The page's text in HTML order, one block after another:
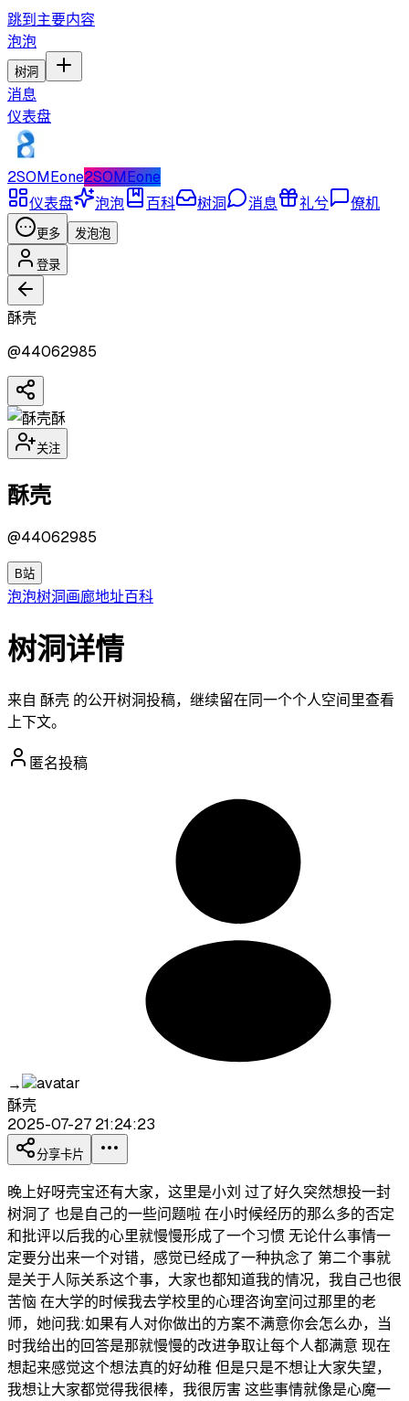
跳到主要内容
泡泡
树洞
消息
仪表盘
2SOMEone2SOMEone
仪表盘
泡泡 百科 树洞 消息 礼兮 僚机
更多 发泡泡
登录
酥壳
@44062985
酥
关注
酥壳
@44062985
B站
泡泡树洞画廊地址百科
树洞详情
来自 酥壳 的公开树洞投稿，继续留在同一个个人空间里查看
上下文。
匿名投稿
→
酥壳
2025-07-27 21:24:23
分享卡片
晚上好呀壳宝还有大家，这里是小刘 过了好久突然想投一封
树洞了 也是自己的一些问题啦 在小时候经历的那么多的否定
和批评以后我的心里就慢慢形成了一个习惯 无论什么事情一
定要分出来一个对错，感觉已经成了一种执念了 第二个事就
是关于人际关系这个事，大家也都知道我的情况，我自己也很
苦恼 在大学的时候我去学校里的心理咨询室问过那里的老
师，她问我:如果有人对你做出的方案不满意你会怎么办，当
时我给出的回答是那就慢慢的改进争取让每个人都满意 现在
想起来感觉这个想法真的好幼稚 但是只是不想让大家失望，
我想让大家都觉得我很棒，我很厉害 这些事情就像是心魔一